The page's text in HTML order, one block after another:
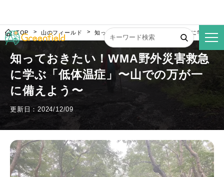
TOP 山のフィールド 知っておきたい！WMA野外災害救急に学ぶ「低
知っておきたい！WMA野外災害救急
に学ぶ「低体温症」〜山での万が一
に備えよう〜
更新日：2024/12/09